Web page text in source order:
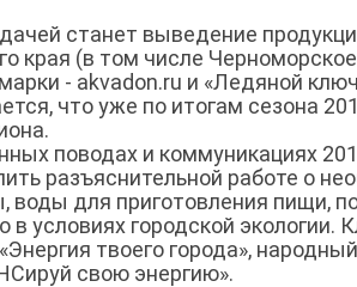
станет выведение
края (в том числе
- akvadon.ru и «Ледяной
что уже по итогам сезона
поводах и коммуникациях
разъяснительной работе о
воды для приготовления пищи,
в условиях городской
твоего города»,
свою энергию».